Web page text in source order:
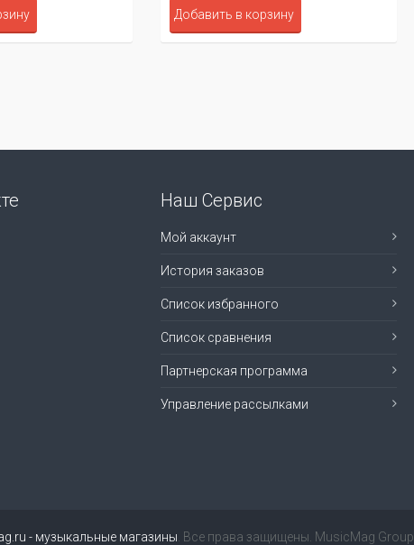
Добавить в корзину
Наш Сервис
Мой аккаунт
История заказов
Список избранного
Список сравнения
Партнерская программа
Управление рассылками
- музыкальные магазины . Все права защищены. MusicMag Group.